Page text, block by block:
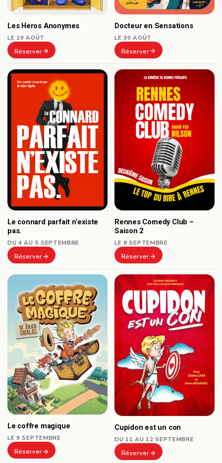
Les Heros Anonymes
LE 29 AOÛT
Réserver
Docteur en Sensations
LE 30 AOÛT
Réserver
Le connard parfait n’existe
pas.
DU 4 AU 5 SEPTEMBRE
Réserver
Rennes Comedy Club –
Saison 2
LE 8 SEPTEMBRE
Réserver
Le coffre magique
LE 9 SEPTEMBRE
Réserver
Cupidon est un con
DU 11 AU 12 SEPTEMBRE
Réserver